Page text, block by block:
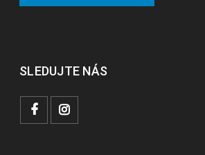
SLEDUJTE NÁS